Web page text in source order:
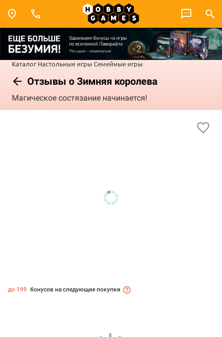
Каталог Настольные игры Семейные игры
Отзывы о Зимняя королева
Магическое состязание начинается!
до 199 бонусов на следующие покупки